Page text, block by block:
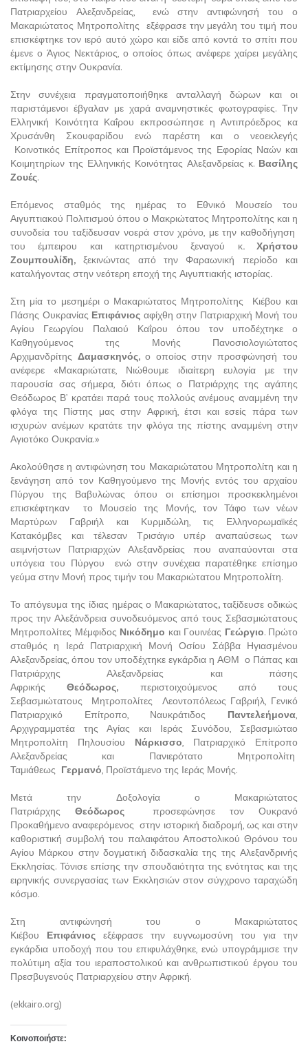
Πατριαρχείου Αλεξανδρείας, ενώ στην αντιφώνησή του ο
Μακαριώτατος Μητροπολίτης εξέφρασε την μεγάλη του τιμή που
επισκέφτηκε τον ιερό αυτό χώρο και είδε από κοντά το σπίτι που
έμενε ο Άγιος Νεκτάριος, ο οποίος όπως ανέφερε χαίρει μεγάλης
εκτίμησης στην Ουκρανία.
Στην συνέχεια πραγματοποιήθηκε ανταλλαγή δώρων και οι
παριστάμενοι έβγαλαν με χαρά αναμνηστικές φωτογραφίες. Την
Ελληνική Κοινότητα Καΐρου εκπροσώπησε η Αντιπρόεδρος κα
Χρυσάνθη Σκουφαρίδου ενώ παρέστη και ο νεοεκλεγής
Κοινοτικός Επίτροπος και Προϊστάμενος της Εφορίας Ναών και
Κοιμητηρίων της Ελληνικής Κοινότητας Αλεξανδρείας κ. Βασίλης
Ζουές.
Επόμενος σταθμός της ημέρας το Εθνικό Μουσείο του
Αιγυπτιακού Πολιτισμού όπου ο Μακριώτατος Μητροπολίτης και η
συνοδεία του ταξίδευσαν νοερά στον χρόνο, με την καθοδήγηση
του έμπειρου και κατηρτισμένου ξεναγού κ. Χρήστου
Ζουμπουλίδη, ξεκινώντας από την Φαραωνική περίοδο και
καταλήγοντας στην νεότερη εποχή της Αιγυπτιακής ιστορίας.
Στη μία το μεσημέρι ο Μακαριώτατος Μητροπολίτης Κιέβου και
Πάσης Ουκρανίας Επιφάνιος αφίχθη στην Πατριαρχική Μονή του
Αγίου Γεωργίου Παλαιού Καΐρου όπου τον υποδέχτηκε ο
Καθηγούμενος της Μονής Πανοσιολογιώτατος
Αρχιμανδρίτης Δαμασκηνός, ο οποίος στην προσφώνησή του
ανέφερε «Μακαριώτατε, Νιώθουμε ιδιαίτερη ευλογία με την
παρουσία σας σήμερα, διότι όπως ο Πατριάρχης της αγάπης
Θεόδωρος Β’ κρατάει παρά τους πολλούς ανέμους αναμμένη την
φλόγα της Πίστης μας στην Αφρική, έτσι και εσείς πάρα των
ισχυρών ανέμων κρατάτε την φλόγα της πίστης αναμμένη στην
Αγιοτόκο Ουκρανία.»
Ακολούθησε η αντιφώνηση του Μακαριώτατου Μητροπολίτη και η
ξενάγηση από τον Καθηγούμενο της Μονής εντός του αρχαίου
Πύργου της Βαβυλώνας όπου οι επίσημοι προσκεκλημένοι
επισκέφτηκαν το Μουσείο της Μονής, τον Τάφο των νέων
Μαρτύρων Γαβριήλ και Κυρμιδώλη, τις Ελληνορωμαϊκές
Κατακόμβες και τέλεσαν Τρισάγιο υπέρ αναπαύσεως των
αειμνήστων Πατριαρχών Αλεξανδρείας που αναπαύονται στα
υπόγεια του Πύργου ενώ στην συνέχεια παρατέθηκε επίσημο
γεύμα στην Μονή προς τιμήν του Μακαριώτατου Μητροπολίτη.
Το απόγευμα της ίδιας ημέρας ο Μακαριώτατος,ταξίδευσε οδικώς
προς την Αλεξάνδρεια συνοδευόμενος από τους Σεβασμιώτατους
Μητροπολίτες Μέμφιδος Νικόδημο και Γουινέας Γεώργιο. Πρώτο
σταθμός η Ιερά Πατριαρχική Μονή Οσίου Σάββα Ηγιασμένου
Αλεξανδρείας, όπου τον υποδέχτηκε εγκάρδια η ΑΘΜ ο Πάπας και
Πατριάρχης Αλεξανδρείας και πάσης
ΑφρικήςΘεόδωρος, περιστοιχούμενος από τους
Σεβασμιώτατους Μητροπολίτες Λεοντοπόλεως Γαβριήλ, Γενικό
Πατριαρχικό Επίτροπο, Ναυκράτιδος Παντελεήμονα,
Αρχιγραμματέα της Αγίας και Ιεράς Συνόδου, Σεβασμιώταο
Μητροπολίτη Πηλουσίου Νάρκισσο, Πατριαρχικό Επίτροπο
Αλεξανδρείας και Πανιερότατο Μητροπολίτη
Ταμιάθεως Γερμανό, Προϊστάμενο της Ιεράς Μονής.
Μετά την Δοξολογία ο Μακαριώτατος
Πατριάρχης Θεόδωροςπροσεφώνησε τον Ουκρανό
Προκαθήμενο αναφερόμενος στην ιστορική διαδρομή, ως και στην
καθοριστική συμβολή του παλαιφάτου Αποστολικού Θρόνου του
Αγίου Μάρκου στην δογματική διδασκαλία της της Αλεξανδρινής
Εκκλησίας. Τόνισε επίσης την σπουδαιότητα της ενότητας και της
ειρηνικής συνεργασίας των Εκκλησιών στον σύγχρονο ταραχώδη
κόσμο.
Στη αντιφώνησή του ο Μακαριώτατος
Κιέβου Επιφάνιοςεξέφρασε την ευγνωμοσύνη του για την
εγκάρδια υποδοχή που του επιφυλάχθηκε, ενώ υπογράμμισε την
πολύτιμη αξία του ιεραποστολικού και ανθρωπιστικού έργου του
Πρεσβυγενούς Πατριαρχείου στην Αφρική.
(ekkairo.org)
Κοινοποιήστε: